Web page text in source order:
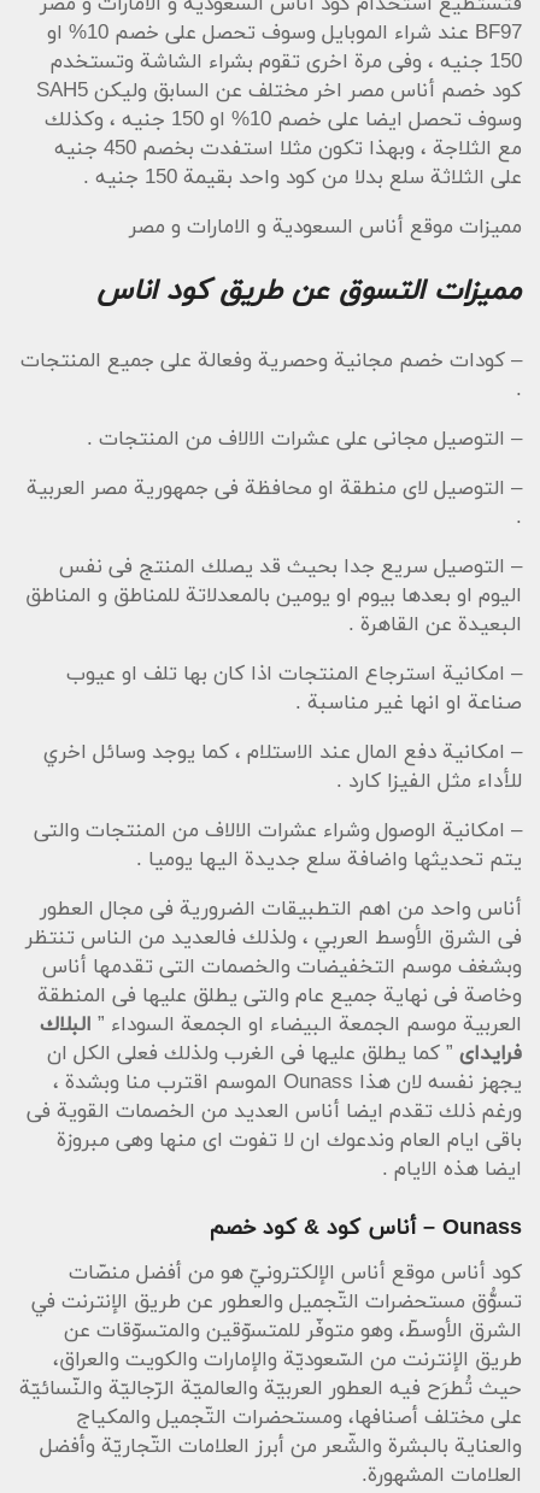
BF97
عند شراء الموبايل وسوف تحصل على خصم 10% او
150 جنيه ، وفى مرة اخرى تقوم بشراء الشاشة وتستخدم
كود خصم أناس مصر اخر مختلف عن السابق وليكن SAH5
وسوف تحصل ايضا على خصم 10% او 150 جنيه ، وكذلك
مع الثلاجة ، وبهذا تكون مثلا استفدت بخصم 450 جنيه
على الثلاثة سلع بدلا من كود واحد بقيمة 150 جنيه .
مميزات موقع أناس السعودية و الامارات و مصر
مميزات التسوق عن طريق كود اناس
– كودات خصم مجانية وحصرية وفعالة على جميع المنتجات
.
– التوصيل مجانى على عشرات الالاف من المنتجات .
– التوصيل لاى منطقة او محافظة فى جمهورية مصر العربية
.
– التوصيل سريع جدا بحيث قد يصلك المنتج فى نفس
اليوم او بعدها بيوم او يومين بالمعدلاتة للمناطق و المناطق
البعيدة عن القاهرة .
– امكانية استرجاع المنتجات اذا كان بها تلف او عيوب
صناعة او انها غير مناسبة .
– امكانية دفع المال عند الاستلام ، كما يوجد وسائل اخري
للأداء مثل الفيزا كارد .
– امكانية الوصول وشراء عشرات الالاف من المنتجات والتى
يتم تحديثها واضافة سلع جديدة اليها يوميا .
أناس واحد من اهم التطبيقات الضرورية فى مجال العطور
فى الشرق الأوسط العربي ، ولذلك فالعديد من الناس تنتظر
وبشغف موسم التخفيضات والخصمات التى تقدمها أناس
وخاصة فى نهاية جميع عام والتى يطلق عليها فى المنطقة
العربية موسم الجمعة البيضاء او الجمعة السوداء ” البلاك
فرايداى ” كما يطلق عليها فى الغرب ولذلك فعلى الكل ان
يجهز نفسه لان هذا Ounass الموسم اقترب منا وبشدة ،
ورغم ذلك تقدم ايضا أناس العديد من الخصمات القوية فى
باقى ايام العام وندعوك ان لا تفوت اى منها وهى مبروزة
ايضا هذه الايام .
Ounass – أناس كود & كود خصم
كود أناس موقع أناس الإلكترونيّ هو من أفضل منصّات
تسوُّق مستحضرات التّجميل والعطور عن طريق الإنترنت في
الشرق الأوسطّ، وهو متوفّر للمتسوّقين والمتسوّقات عن
طريق الإنترنت من السّعوديّة والإمارات والكويت والعراق،
حيث تُطرَح فيه العطور العربيّة والعالميّة الرّجاليّة والنّسائيّة
على مختلف أصنافها، ومستحضرات التّجميل والمكياج
والعناية بالبشرة والشّعر من أبرز العلامات التّجاريّة وأفضل
العلامات المشهورة.